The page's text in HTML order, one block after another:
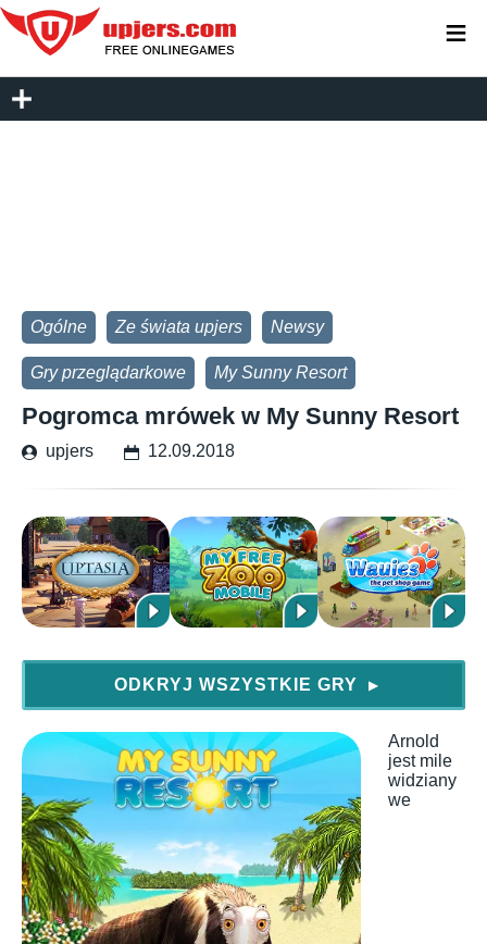
Ogólne Ze świata upjers Newsy
Gry przeglądarkowe My Sunny Resort
Pogromca mrówek w My Sunny Resort
upjers 12.09.2018
ODKRYJ WSZYSTKIE GRY ▶
Arnold
jest mile
widziany
we
≡